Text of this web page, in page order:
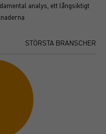
analys, ett långsiktigt
STÖRSTA BRANSCHER